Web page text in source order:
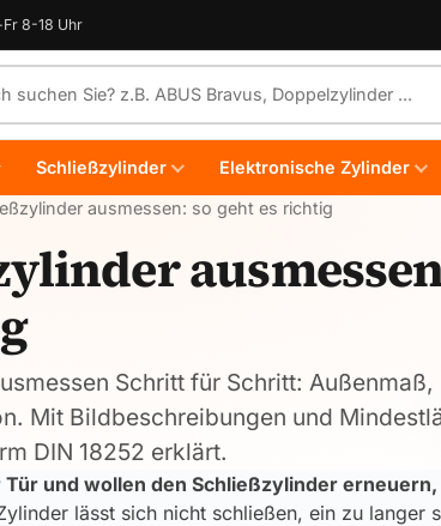
8-18 Uhr
Schließzylinder Elektronische Zylinder
ausmessen: so geht es richtig
Schritt für Schritt: Außenmaß,
Mit Bildbeschreibungen und
DIN 18252 erklärt.
und wollen den Schließzylinder
lässt sich nicht schließen, ein zu